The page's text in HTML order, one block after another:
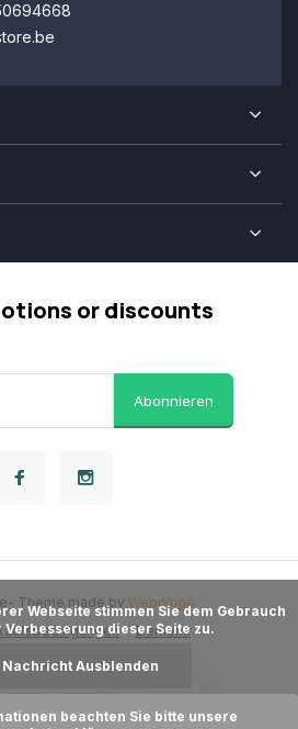
or discounts
Abonnieren
Dementi
- Theme made by Webdinge
Verbesserung dieser Seite zu.
Nachricht Ausblenden
beachten Sie bitte unsere